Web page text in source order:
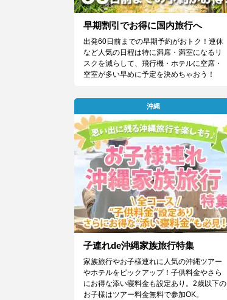
早期割引でお得に国内旅行へ
出発60日前までの早期予約がおトク！連休
など人気の日程は特に満席・満室になるリ
スクを減らして、飛行機・ホテルに空席・
空室が多い早めに予定を決めちゃおう！
沖縄
子連れde沖縄家族旅行特集
家族旅行やお子様連れに人気の沖縄ツアー
やホテルをピックアップ！子供料金やさら
にお得な添い寝料金も設定あり。2歳以下の
お子様はツアー料金無料で参加OK。